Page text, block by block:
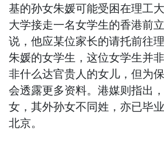
基的孙女朱媛可能受困在理工
大学接走一名女学生的香港前
说，他应某位家长的请托前往
朱媛的女学生，这位女学生并
非什么达官贵人的女儿，但为
会透露更多资料。港媒则指出
女，其外孙女不同姓，亦已毕
北京。